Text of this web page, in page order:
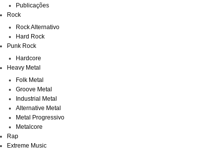
Publicações
Rock
Rock Alternativo
Hard Rock
Punk Rock
Hardcore
Heavy Metal
Folk Metal
Groove Metal
Industrial Metal
Alternative Metal
Metal Progressivo
Metalcore
Rap
Extreme Music